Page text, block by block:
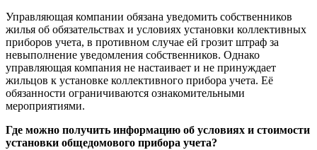
Управляющая компании обязана уведомить собственников
жилья об обязательствах и условиях установки коллективных
приборов учета, в противном случае ей грозит штраф за
невыполнение уведомления собственников. Однако
управляющая компания не настаивает и не принуждает
жильцов к установке коллективного прибора учета. Её
обязанности ограничиваются ознакомительными
мероприятиями.
Где можно получить информацию об условиях и стоимости
установки общедомового прибора учета?